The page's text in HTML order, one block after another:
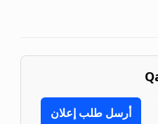
أرسل طلب إعلان